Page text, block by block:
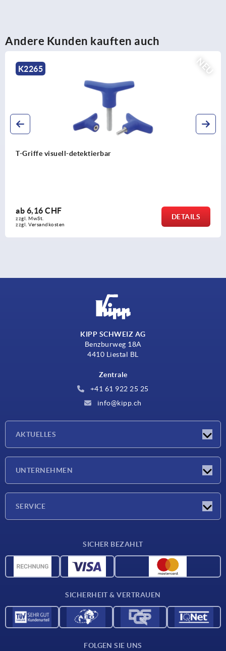
Andere Kunden kauften auch
K2267
T-Griffe antibakteriell
ab3,25 CHF
zzgl. MwSt.
zzgl. Versandkosten
DETAILS
KIPP SCHWEIZ AG
Benzburweg 18A
4410 Liestal BL
Zentrale
+41 61 922 25 25
info@kipp.ch
AKTUELLES
UNTERNEHMEN
SERVICE
CAD-Daten
SICHER BEZAHLT
SICHERHEIT & VERTRAUEN
FOLGEN SIE UNS